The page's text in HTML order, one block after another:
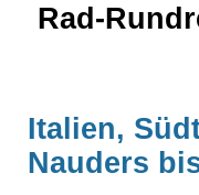
Rad-
Italien,
Nauders